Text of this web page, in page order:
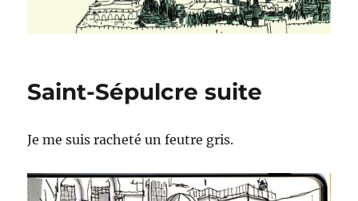
Saint-Sépulcre suite
Je me suis racheté un feutre gris.